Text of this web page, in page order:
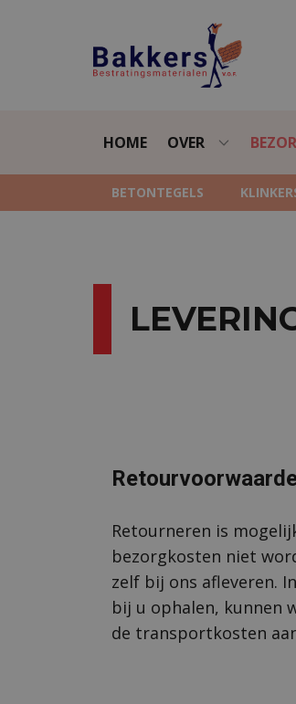
HOME OVER
BETONTEGELS
Retourneren is
bezorgkosten niet
zelf bij ons afleveren.
bij u ophalen, kunnen
de transportkosten